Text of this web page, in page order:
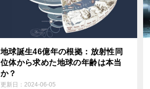
地球誕生46億年の根拠：放射性同
位体から求めた地球の年齢は本当
か？
更新日： 2024-06-05